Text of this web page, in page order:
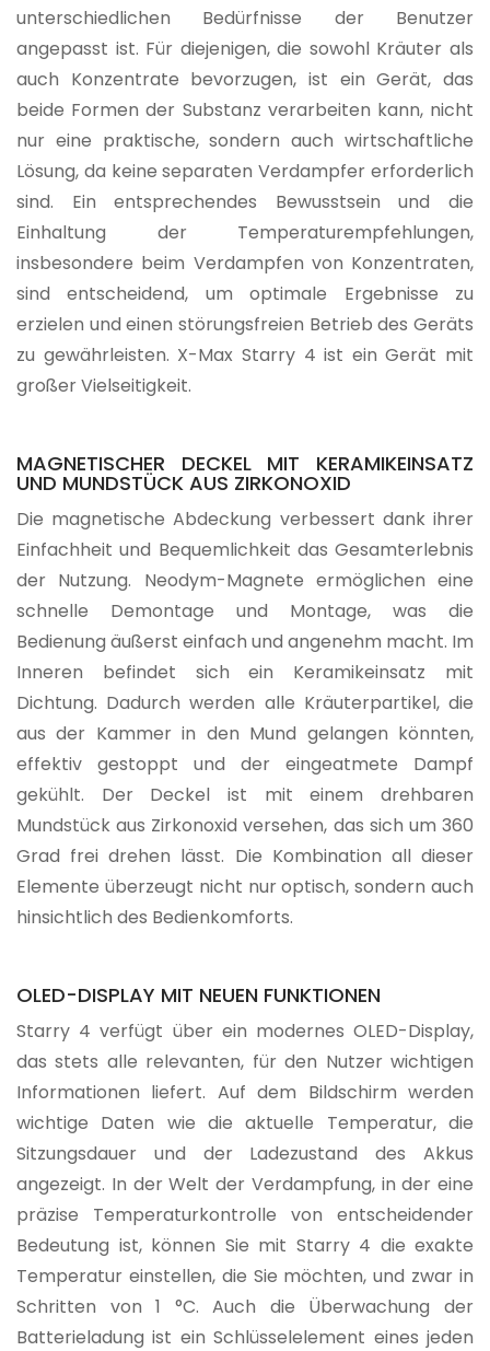
unterschiedlichen Bedürfnisse der Benutzer
angepasst ist. Für diejenigen, die sowohl Kräuter als
auch Konzentrate bevorzugen, ist ein Gerät, das
beide Formen der Substanz verarbeiten kann, nicht
nur eine praktische, sondern auch wirtschaftliche
Lösung, da keine separaten Verdampfer erforderlich
sind. Ein entsprechendes Bewusstsein und die
Einhaltung der Temperaturempfehlungen,
insbesondere beim Verdampfen von Konzentraten,
sind entscheidend, um optimale Ergebnisse zu
erzielen und einen störungsfreien Betrieb des Geräts
zu gewährleisten. X-Max Starry 4 ist ein Gerät mit
großer Vielseitigkeit.
MAGNETISCHER DECKEL MIT KERAMIKEINSATZ
UND MUNDSTÜCK AUS ZIRKONOXID
Die magnetische Abdeckung verbessert dank ihrer
Einfachheit und Bequemlichkeit das Gesamterlebnis
der Nutzung. Neodym-Magnete ermöglichen eine
schnelle Demontage und Montage, was die
Bedienung äußerst einfach und angenehm macht. Im
Inneren befindet sich ein Keramikeinsatz mit
Dichtung. Dadurch werden alle Kräuterpartikel, die
aus der Kammer in den Mund gelangen könnten,
effektiv gestoppt und der eingeatmete Dampf
gekühlt. Der Deckel ist mit einem drehbaren
Mundstück aus Zirkonoxid versehen, das sich um 360
Grad frei drehen lässt. Die Kombination all dieser
Elemente überzeugt nicht nur optisch, sondern auch
hinsichtlich des Bedienkomforts.
OLED-DISPLAY MIT NEUEN FUNKTIONEN
Starry 4 verfügt über ein modernes OLED-Display,
das stets alle relevanten, für den Nutzer wichtigen
Informationen liefert. Auf dem Bildschirm werden
wichtige Daten wie die aktuelle Temperatur, die
Sitzungsdauer und der Ladezustand des Akkus
angezeigt. In der Welt der Verdampfung, in der eine
präzise Temperaturkontrolle von entscheidender
Bedeutung ist, können Sie mit Starry 4 die exakte
Temperatur einstellen, die Sie möchten, und zwar in
Schritten von 1 °C. Auch die Überwachung der
Batterieladung ist ein Schlüsselelement eines jeden